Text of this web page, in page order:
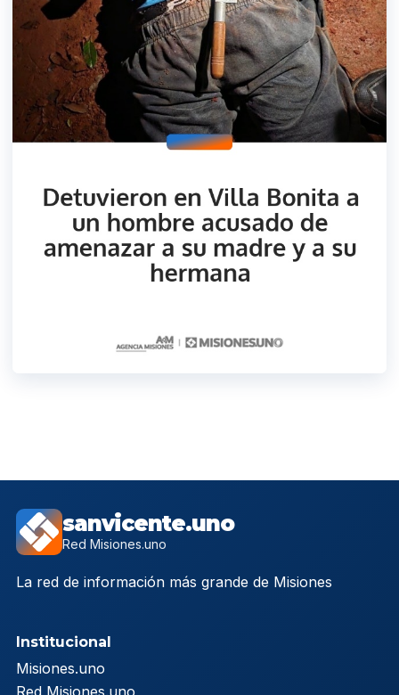
sanvicente.uno
Red Misiones.uno
La red de información más grande de Misiones
Institucional
Misiones.uno
Red Misiones.uno